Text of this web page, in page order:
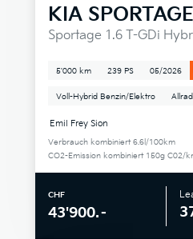
KIA SPORTAGE
Sportage 1.6 T-GDi
5'000 km 239 PS 05/2026
Voll-Hybrid Benzin/Elektro Allrad
Emil Frey Sion
Verbrauch kombiniert 6.6l/100km
CO2-Emission kombiniert 150g C02/
CHF
43'900.–